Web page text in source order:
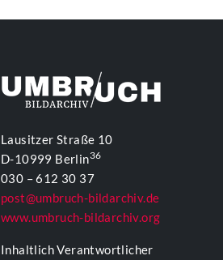
Lausitzer Straße 10
D-10999 Berlin36
030 – 612 30 37
post@umbruch-bildarchiv.de
www.umbruch-bildarchiv.org
Inhaltlich Verantwortlicher